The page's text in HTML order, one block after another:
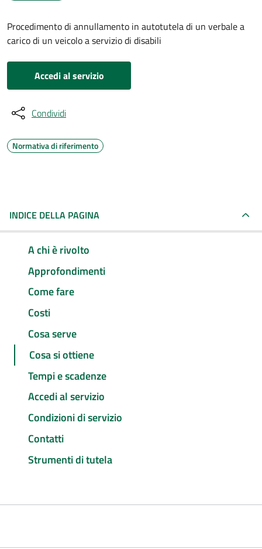
Procedimento di annullamento in autotutela di un verbale a
carico di un veicolo a servizio di disabili
Accedi al servizio
Condividi
Normativa di riferimento
INDICE DELLA PAGINA
A chi è rivolto
Approfondimenti
Come fare
Costi
Cosa serve
Cosa si ottiene
Tempi e scadenze
Accedi al servizio
Condizioni di servizio
Contatti
Strumenti di tutela